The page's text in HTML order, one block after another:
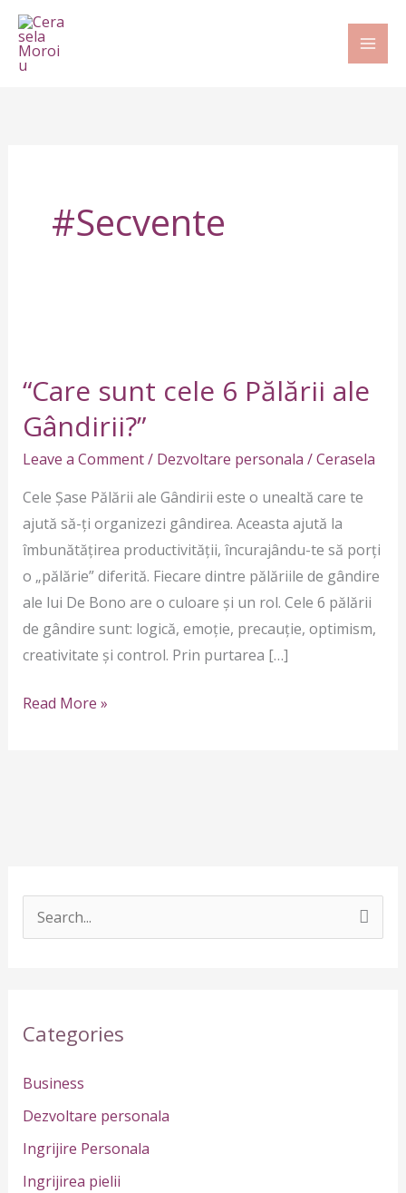
Skip
content
#secvente
“Care sunt cele 6 Pălării ale
Gândirii?”
Leave a Comment/ Dezvoltare personala /Cerasela
Cele Șase Pălării ale Gândirii este o unealtă care te
ajută să-ți organizezi gândirea. Aceasta ajută la
îmbunătățirea productivității, încurajându-te să porți
o „pălărie” diferită. Fiecare dintre pălăriile de gândire
ale lui De Bono are o culoare și un rol. Cele 6 pălării
de gândire sunt: logică, emoție, precauție, optimism,
creativitate și control. Prin purtarea […]
cele
6
Pălării
ale
Gândirii?”
Read More »
c
f
o
r
:
Categories
Business
Dezvoltare personala
Ingrijire Personala
Ingrijirea pielii